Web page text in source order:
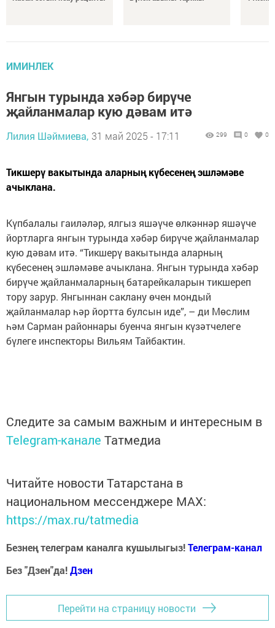
ИМИНЛЕК
Янгын турында хәбәр бирүче
җайланмалар кую дәвам итә
Лилия Шәймиева, 31 май 2025 - 17:11 299 0 0
Тикшерү вакытында аларның күбесенең эшләмәве
ачыклана.
Күпбалалы гаиләләр, ялгыз яшәүче өлкәннәр яшәүче
йортларга янгын турында хәбәр бирүче җайланмалар
кую дәвам итә. “Тикшерү вакытында аларның
күбесенең эшләмәве ачыклана. Янгын турында хәбәр
бирүче җайланмаларның батарейкаларын тикшереп
тору зарур. Янгыннан саклану өчен мондый
җайланмалар һәр йортта булсын иде”, – ди Мөслим
һәм Сарман районнары буенча янгын күзәтчелеге
бүлеге инспекторы Вильям Тайбактин.
Следите за самым важным и интересным в
Telegram-канале Татмедиа
Читайте новости Татарстана в
национальном мессенджере MАХ:
https://max.ru/tatmedia
Безнең телеграм каналга кушылыгыз!Телеграм-канал
Без "Дзен"да!Дзен
Перейти на страницу новости